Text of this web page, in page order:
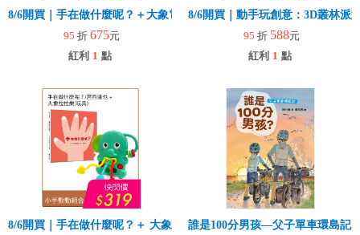
8/6開買｜手在做什麼呢？＋大象電子琴
95 折 675元
紅利 1 點
8/6開買｜動手玩創意：3D叢林派
95 折 588元
紅利 1 點
8/6開買｜手在做什麼呢？＋ 大象拉拉樂(玩具)誰是100分男孩—父子單車環島記